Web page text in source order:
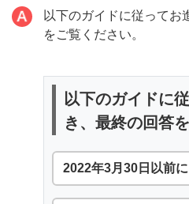
以下のガイドに従ってお
をご覧ください。
以下のガイドに
き、最終の回答
2022年3月30日以前